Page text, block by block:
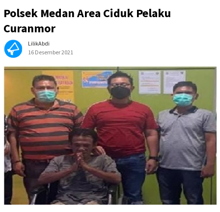
Polsek Medan Area Ciduk Pelaku
Curanmor
LilikAbdi
16 Desember 2021